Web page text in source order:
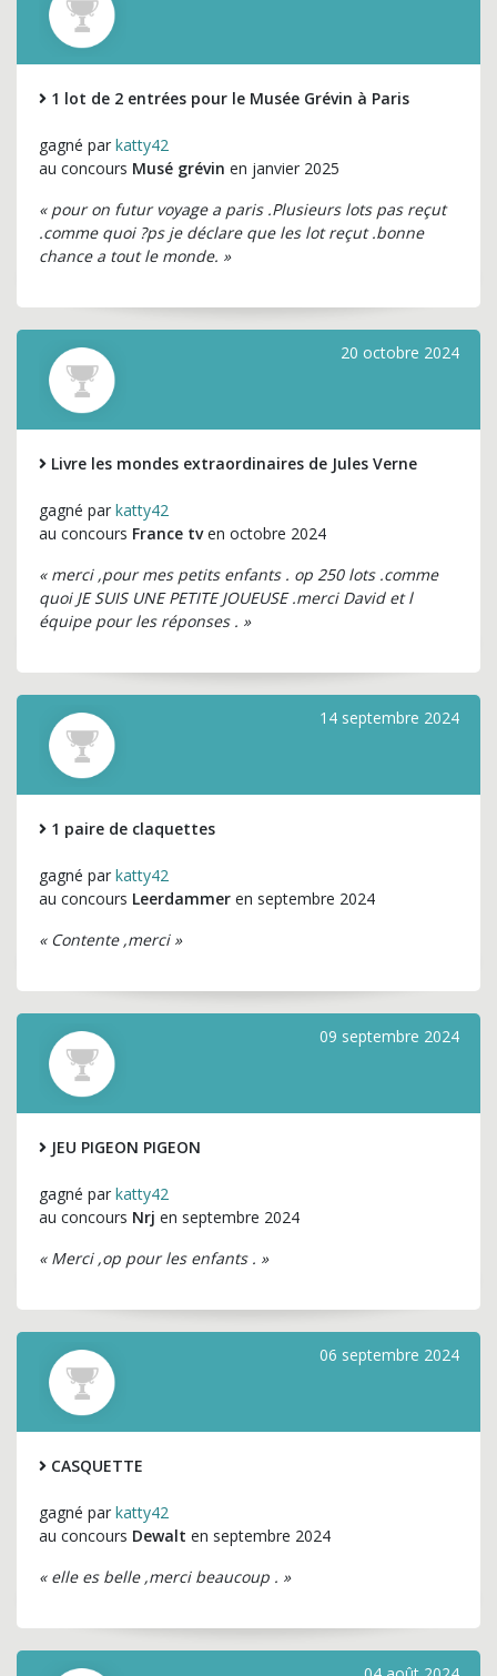
1 lot de 2 entrées pour le Musée Grévin à Paris
gagné par katty42
au concours Musé grévin en janvier 2025
« pour on futur voyage a paris .Plusieurs lots pas reçut
.comme quoi ?ps je déclare que les lot reçut .bonne
chance a tout le monde. »
20 octobre 2024
Livre les mondes extraordinaires de Jules Verne
gagné par katty42
au concours France tven octobre 2024
« merci ,pour mes petits enfants . op 250 lots .comme
quoi JE SUIS UNE PETITE JOUEUSE .merci David et l
équipe pour les réponses . »
14 septembre 2024
1 paire de claquettes
gagné par katty42
au concours Leerdammer en septembre 2024
« Contente ,merci »
09 septembre 2024
JEU PIGEON PIGEON
gagné par katty42
au concours Nrj en septembre 2024
« Merci ,op pour les enfants . »
06 septembre 2024
CASQUETTE
gagné par katty42
au concours Dewalt en septembre 2024
« elle es belle ,merci beaucoup . »